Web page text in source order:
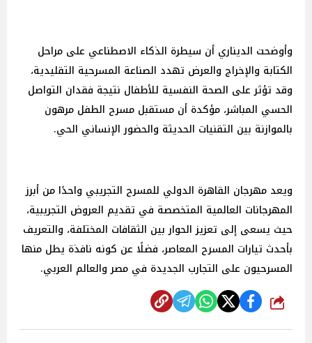
وأوضحت الديناري أن سيطرة الذكاء الاصطناعي على مراحل
الكتابة والإخراج والعرض تهدد الصناعة المسرحية التقليدية،
وقد تؤثر على الصحة النفسية للأطفال نتيجة فقدان التواصل
الحسي المباشر، مؤكدة أن مستقبل مسرح الطفل مرهون
بالموازنة بين التقنيات الحديثة والحضور الإنساني الحي.
ويعد مهرجان القاهرة الدولي للمسرح التجريبي واحدًا من أبرز
المهرجانات العالمية المتخصصة في تقديم العروض التجريبية،
حيث يسعى إلى تعزيز الحوار بين الثقافات المختلفة، والتعريف
بأحدث تيارات المسرح المعاصر، فضلًا عن كونه نافذة يطل منها
المسرحيون على التجارب الجديدة في مصر والعالم العربي.
شارك